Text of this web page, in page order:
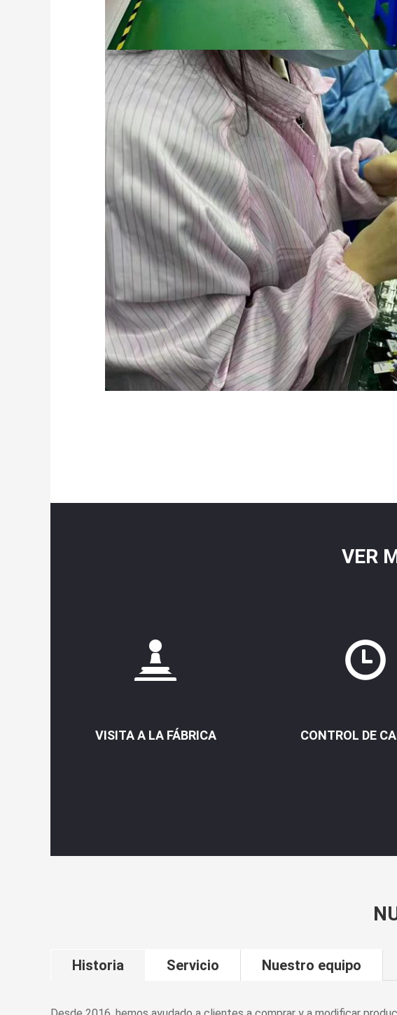
VER
VISITA A LA FÁBRICA CONTROL DE
Historia Servicio Nuestro equipo